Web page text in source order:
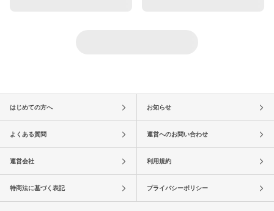
はじめての方へ お知らせ
よくある質問 運営へのお問い合わせ
運営会社 利用規約
特商法に基づく表記 プライバシーポリシー